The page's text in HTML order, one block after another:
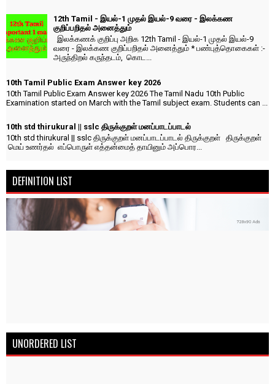
12th Tamil - இயல்-1 முதல் இயல்-9 வரை - இலக்கண
குறிப்பறிதல் அனைத்தும்
இலக்கணக் குறிப்பு அறிக 12th Tamil - இயல்-1 முதல் இயல்-9
வரை - இலக்கண குறிப்பறிதல் அனைத்தும் * பண்புத்தொகைகள் :-
அருந்திறல் கருந்தடம், கொட...
10th Tamil Public Exam Answer key 2026
10th Tamil Public Exam Answer key 2026 The Tamil Nadu 10th Public
Examination started on March with the Tamil subject exam. Students can ...
10th std thirukural || sslc திருக்குறள் மனப்பாடப்பாடல்
10th std thirukural || sslc திருக்குறள் மனப்பாடப்பாடல் திருக்குறள் திருக்குறள்
மெய் உணர்தல் எப்பொருள் எத்தன்மைத் தாயினும் அப்பொர...
DEFINITION LIST
UNORDERED LIST